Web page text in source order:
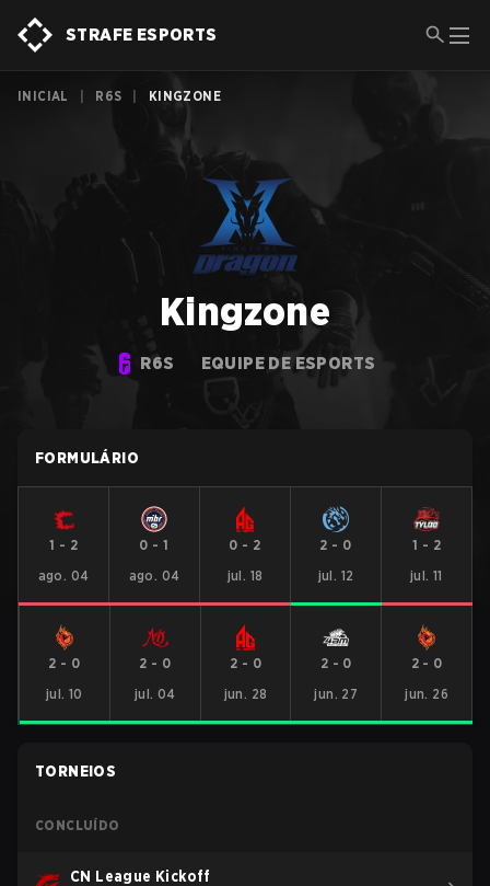
STRAFE ESPORTS
INICIAL R6S KINGZONE
Kingzone
R6S EQUIPE DE ESPORTS
FORMULÁRIO
1 - 2
ago. 04
0 -1
ago. 04
0 - 2
jul. 18
2 - 0
jul. 12
1 - 2
jul. 11
2 - 0
jul. 10
2 - 0
jul. 04
2 - 0
jun. 28
2 - 0
jun. 27
2- 0
jun. 26
TORNEIOS
CONCLUÍDO
CN League Kickoff